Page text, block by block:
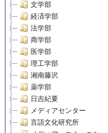
文学部
経済学部
法学部
商学部
医学部
理工学部
湘南藤沢
薬学部
日吉紀要
メディアセンター
言語文化研究所